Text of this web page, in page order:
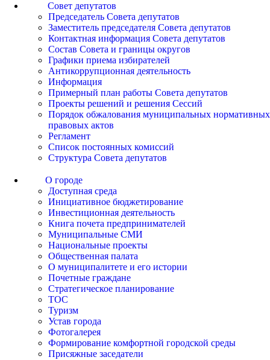
Совет депутатов
Председатель Совета депутатов
Заместитель председателя Совета депутатов
Контактная информация Совета депутатов
Состав Совета и границы округов
Графики приема избирателей
Антикоррупционная деятельность
Информация
Примерный план работы Совета депутатов
Проекты решений и решения Сессий
Порядок обжалования муниципальных нормативных
правовых актов
Регламент
Список постоянных комиссий
Структура Совета депутатов
О городе
Доступная среда
Инициативное бюджетирование
Инвестиционная деятельность
Книга почета предпринимателей
Муниципальные СМИ
Национальные проекты
Общественная палата
О муниципалитете и его истории
Почетные граждане
Стратегическое планирование
ТОС
Туризм
Устав города
Фотогалерея
Формирование комфортной городской среды
Присяжные заседатели